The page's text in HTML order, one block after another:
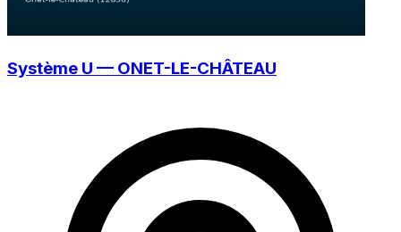
Système U — ONET-LE-CHÂTEAU